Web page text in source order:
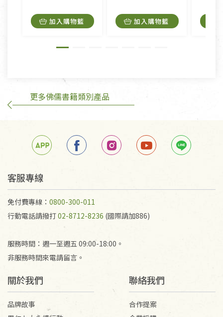
內衣褲、襪子、口罩個人衛生用品除商品本身有瑕疵
外,依據《通訊交易解除權合理例外情事適用準
訂購手抄稿退貨需知：
若未保持原包裝方式或未使用原箱退回，導致書籍有
任何折損、磨損、污損或凹角，將不接受退貨，也不
不接受退貨之手抄稿，為敬重法寶故，里仁網購無法
代為結緣處理等。 若需將手抄稿寄還給消費者，因而
產生的運費100元/箱將由消費者負擔。
加入購物籃 加入購物籃
更多佛儒書籍類別產品
客服專線
免付費專線： 0800-300-011
行動電話請撥打02-8712-8236 (國際請加886)
服務時間：週一至週五 09:00-18:00。
非服務時間來電請留言。
關於我們
品牌故事
聯絡我們
合作提案